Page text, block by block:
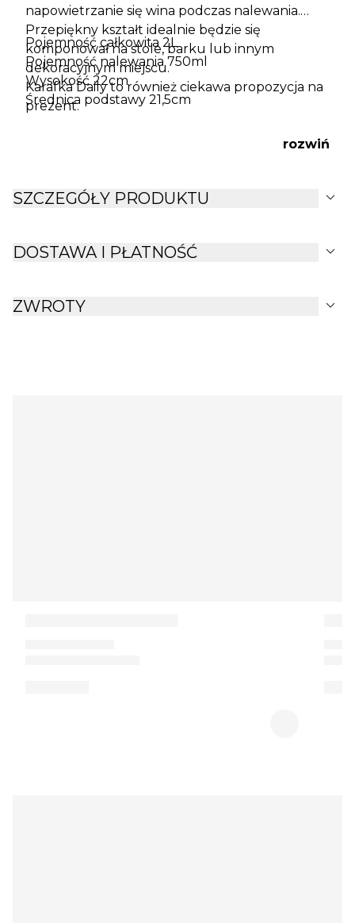
napowietrzanie się wina podczas nalewania.
Przepiękny kształt idealnie będzie się
komponował na stole, barku lub innym
dekoracyjnym miejscu.
Karafka Daily to również ciekawa propozycja na
prezent.
Pojemność całkowita 2L
Pojemność nalewania 750ml
Wysokość 22cm
Średnica podstawy 21,5cm
rozwiń
SZCZEGÓŁY PRODUKTU expand_more
DOSTAWA I PŁATNOŚĆ expand_more
ZWROTY expand_more